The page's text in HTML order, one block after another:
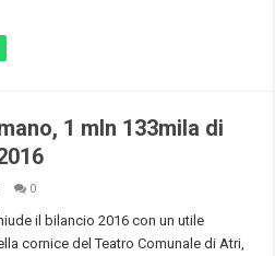
1 mln 133mila di
0
il bilancio 2016 con un utile
cornice del Teatro Comunale di Atri,